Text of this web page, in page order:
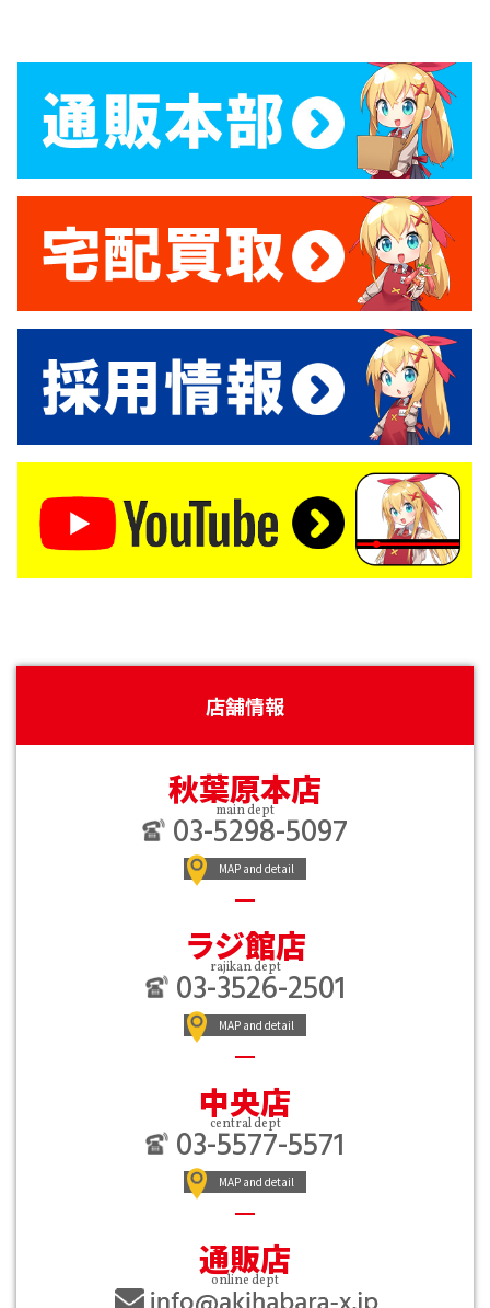
店舗情報
秋葉原本店
main dept
03-5298-5097
MAP and detail
ラジ館店
rajikan dept
03-3526-2501
MAP and detail
中央店
central dept
03-5577-5571
MAP and detail
通販店
online dept